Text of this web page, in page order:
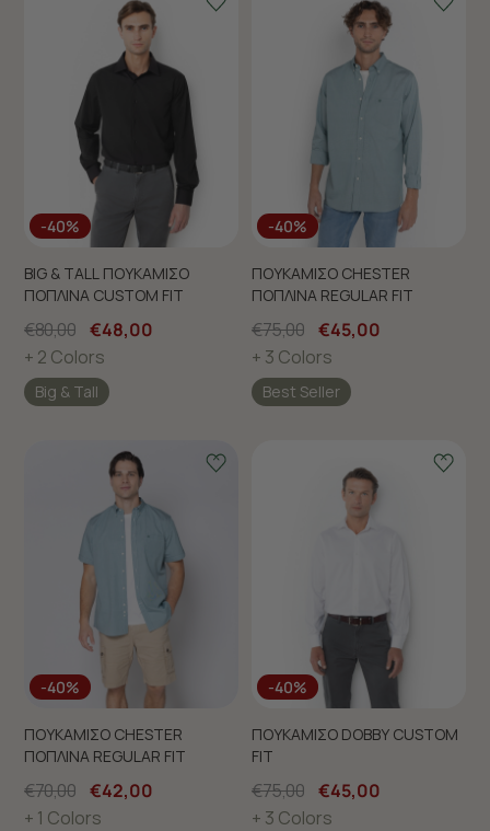
-40%
BIG & TALL ΠΟΥΚΑΜΙΣΟ
ΠΟΠΛΙΝΑ CUSTOM FIT
€80,00 €48,00
+ 2 Colors
Big & Tall
-40%
ΠΟΥΚΑΜΙΣΟ CHESTER
ΠΟΠΛΙΝΑ REGULAR FIT
€75,00 €45,00
+ 3 Colors
Best Seller
-40%
ΠΟΥΚΑΜΙΣΟ CHESTER
ΠΟΠΛΙΝΑ REGULAR FIT
€70,00 €42,00
+ 1 Colors
-40%
ΠΟΥΚΑΜΙΣΟ DOBBY CUSTOM
FIT
€75,00 €45,00
+ 3 Colors